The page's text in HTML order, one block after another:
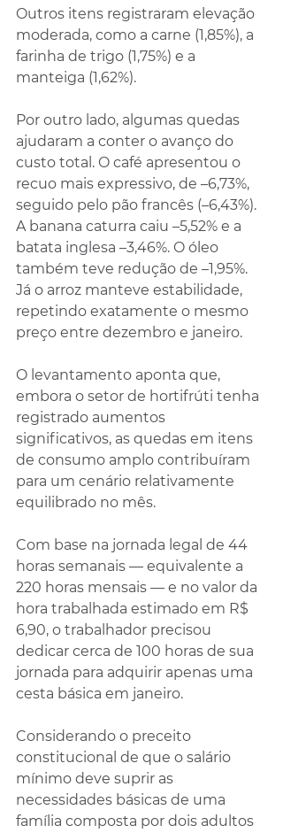
Outros itens registraram elevação
moderada, como a carne (1,85%), a
farinha de trigo (1,75%) e a
manteiga (1,62%).
Por outro lado, algumas quedas
ajudaram a conter o avanço do
custo total. O café apresentou o
recuo mais expressivo, de –6,73%,
seguido pelo pão francês (–6,43%).
A banana caturra caiu –5,52% e a
batata inglesa –3,46%. O óleo
também teve redução de –1,95%.
Já o arroz manteve estabilidade,
repetindo exatamente o mesmo
preço entre dezembro e janeiro.
O levantamento aponta que,
embora o setor de hortifrúti tenha
registrado aumentos
significativos, as quedas em itens
de consumo amplo contribuíram
para um cenário relativamente
equilibrado no mês.
Com base na jornada legal de 44
horas semanais — equivalente a
220 horas mensais — e no valor da
hora trabalhada estimado em R$
6,90, o trabalhador precisou
dedicar cerca de 100 horas de sua
jornada para adquirir apenas uma
cesta básica em janeiro.
Considerando o preceito
constitucional de que o salário
mínimo deve suprir as
necessidades básicas de uma
família composta por dois adultos